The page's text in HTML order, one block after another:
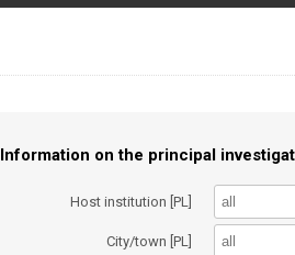
Information on the principal
Host institution [PL]
City/town [PL]